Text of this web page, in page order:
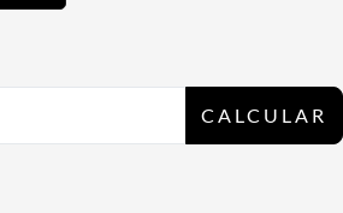
CALCULAR